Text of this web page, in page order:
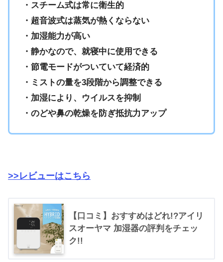
・スチーム式は常に衛生的
・超音波式は蒸気が熱くならない
・加湿能力が高い
・静かなので、就寝中に使用できる
・節電モードがついていて経済的
・ミストの量を3段階から調整できる
・加湿により、ウイルスを抑制
・のどや鼻の乾燥を防ぎ抵抗力アップ
>>レビューはこちら
【口コミ】おすすめはどれ!?アイリ
スオーヤマ 加湿器の評判をチェッ
ク!!